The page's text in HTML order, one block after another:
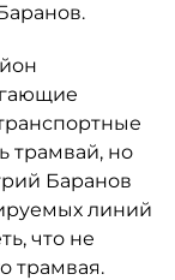
трамвай, но
Баранов
линий
что не
трамвая.